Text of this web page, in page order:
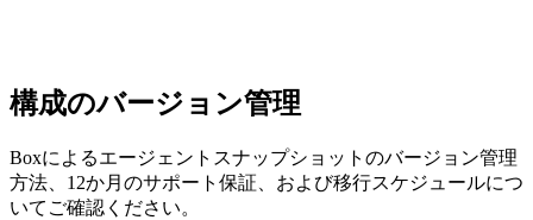
構成のバージョン管理
Boxによるエージェントスナップショットのバージョン管理
方法、12か月のサポート保証、および移行スケジュールにつ
いてご確認ください。